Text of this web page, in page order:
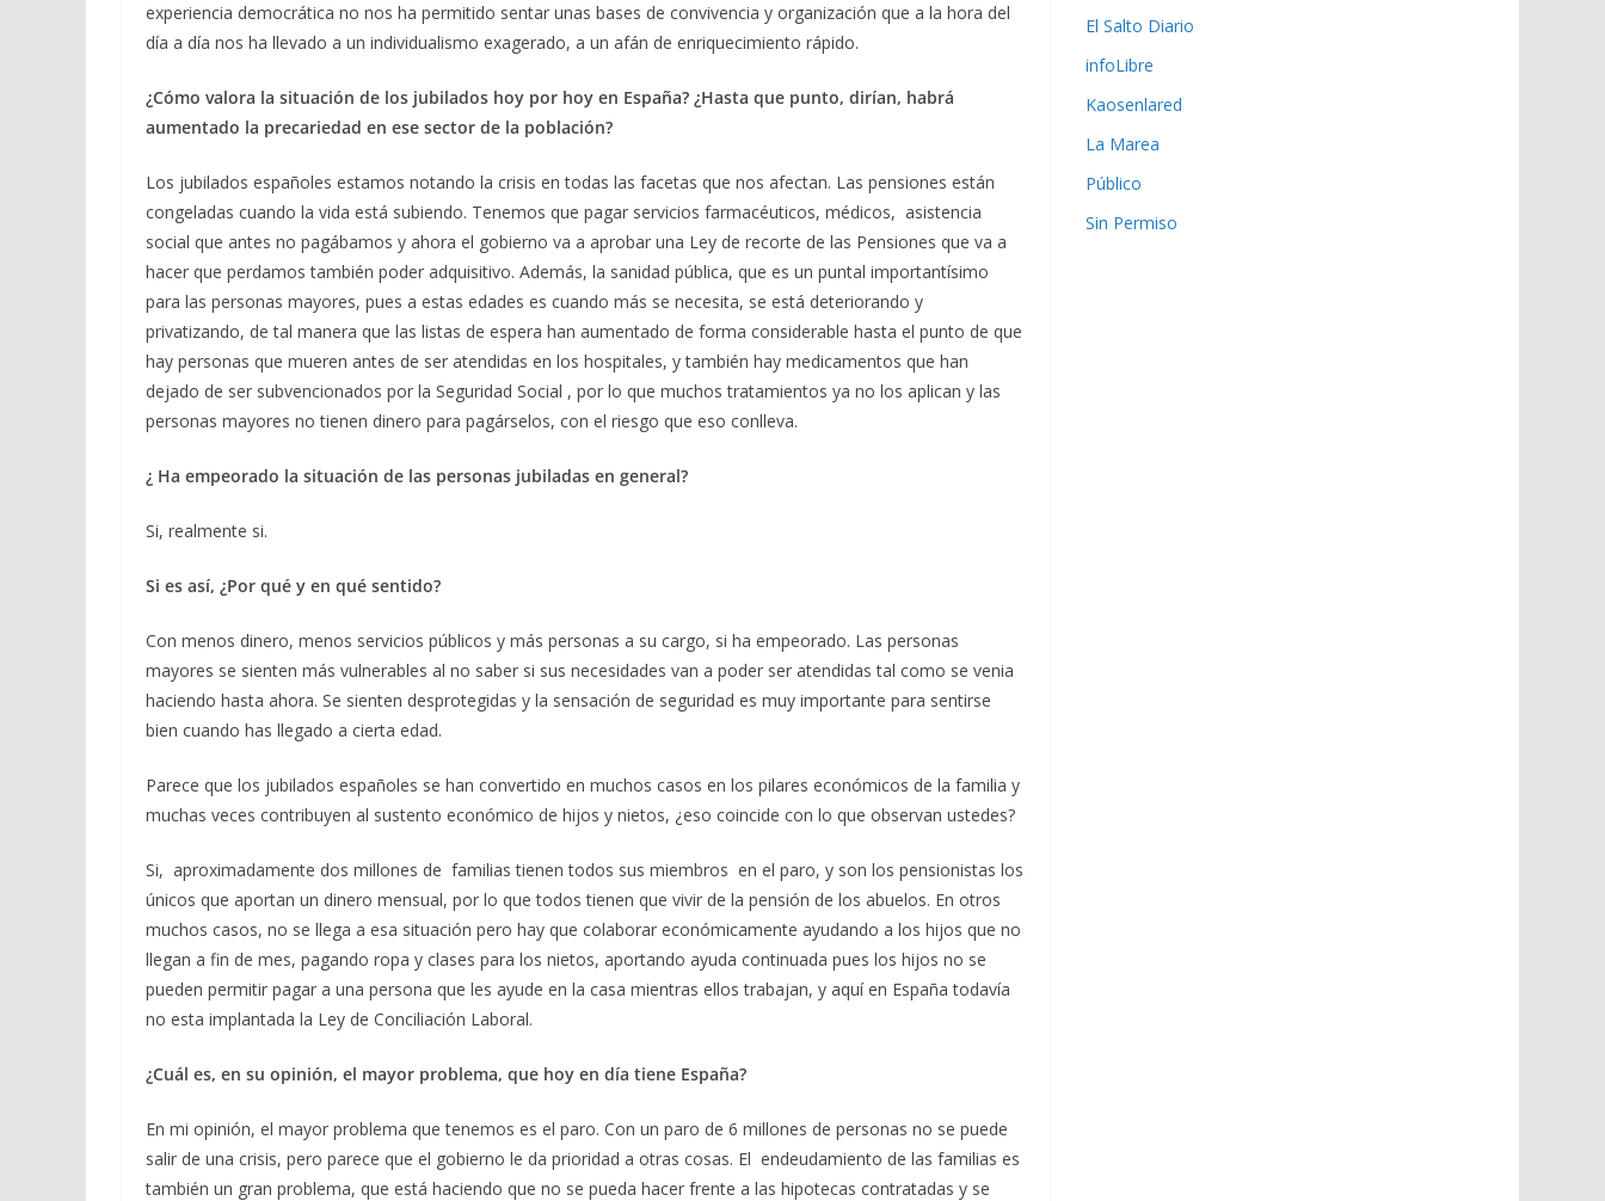
experiencia democrática no nos ha permitido sentar unas bases de convivencia y organización que a la hora del
día a día nos ha llevado a un individualismo exagerado, a un afán de enriquecimiento rápido.
¿Cómo valora la situación de los jubilados hoy por hoy en España? ¿Hasta que punto, dirían, habrá
aumentado la precariedad en ese sector de la población?
Los jubilados españoles estamos notando la crisis en todas las facetas que nos afectan. Las pensiones están
congeladas cuando la vida está subiendo. Tenemos que pagar servicios farmacéuticos, médicos, asistencia
social que antes no pagábamos y ahora el gobierno va a aprobar una Ley de recorte de las Pensiones que va a
hacer que perdamos también poder adquisitivo. Además, la sanidad pública, que es un puntal importantísimo
para las personas mayores, pues a estas edades es cuando más se necesita, se está deteriorando y
privatizando, de tal manera que las listas de espera han aumentado de forma considerable hasta el punto de que
hay personas que mueren antes de ser atendidas en los hospitales, y también hay medicamentos que han
dejado de ser subvencionados por la Seguridad Social , por lo que muchos tratamientos ya no los aplican y las
personas mayores no tienen dinero para pagárselos, con el riesgo que eso conlleva.
¿ Ha empeorado la situación de las personas jubiladas en general?
Si, realmente si.
Si es así, ¿Por qué y en qué sentido?
Con menos dinero, menos servicios públicos y más personas a su cargo, si ha empeorado. Las personas
mayores se sienten más vulnerables al no saber si sus necesidades van a poder ser atendidas tal como se venia
haciendo hasta ahora. Se sienten desprotegidas y la sensación de seguridad es muy importante para sentirse
bien cuando has llegado a cierta edad.
Parece que los jubilados españoles se han convertido en muchos casos en los pilares económicos de la familia y
muchas veces contribuyen al sustento económico de hijos y nietos, ¿eso coincide con lo que observan ustedes?
Si, aproximadamente dos millones de familias tienen todos sus miembros en el paro, y son los pensionistas los
únicos que aportan un dinero mensual, por lo que todos tienen que vivir de la pensión de los abuelos. En otros
muchos casos, no se llega a esa situación pero hay que colaborar económicamente ayudando a los hijos que no
llegan a fin de mes, pagando ropa y clases para los nietos, aportando ayuda continuada pues los hijos no se
pueden permitir pagar a una persona que les ayude en la casa mientras ellos trabajan, y aquí en España todavía
no esta implantada la Ley de Conciliación Laboral.
¿Cuál es, en su opinión, el mayor problema, que hoy en día tiene España?
En mi opinión, el mayor problema que tenemos es el paro. Con un paro de 6 millones de personas no se puede
salir de una crisis, pero parece que el gobierno le da prioridad a otras cosas. El endeudamiento de las familias es
también un gran problema, que está haciendo que no se pueda hacer frente a las hipotecas contratadas y se
El Salto Diario
infoLibre
Kaosenlared
La Marea
Público
Sin Permiso